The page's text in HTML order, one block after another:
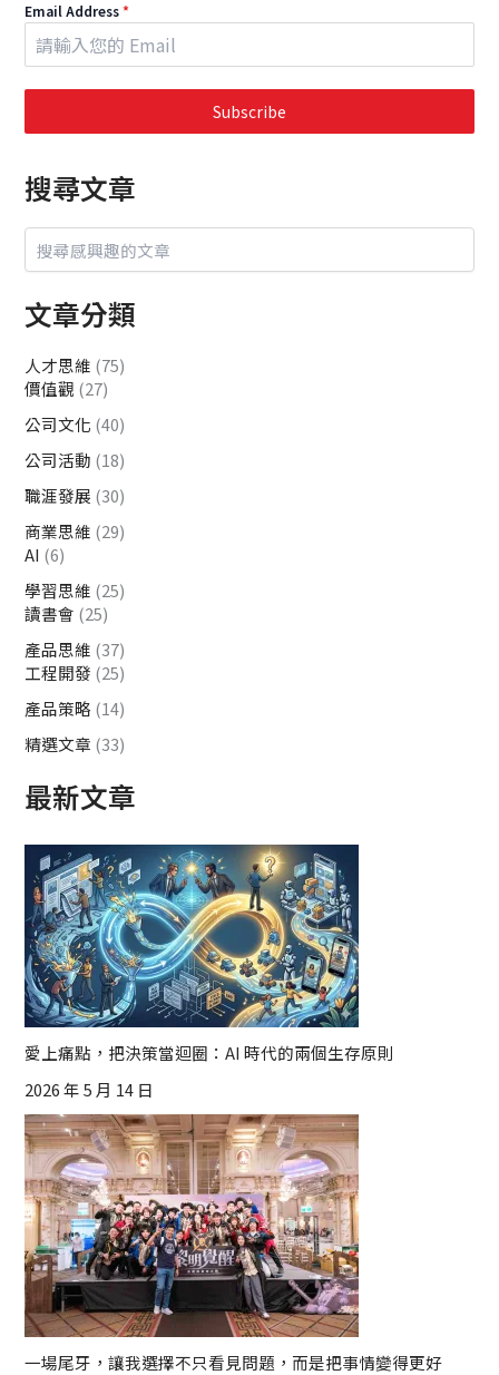
Email Address*
Subscribe
搜尋文章
文章分類
人才思維 (75)
價值觀 (27)
公司文化 (40)
公司活動 (18)
職涯發展 (30)
商業思維 (29)
AI (6)
學習思維 (25)
讀書會 (25)
產品思維 (37)
工程開發 (25)
產品策略 (14)
精選文章 (33)
最新文章
愛上痛點，把決策當迴圈：AI 時代的兩個生存原則
2026 年 5 月 14 日
一場尾牙，讓我選擇不只看見問題，而是把事情變得更好